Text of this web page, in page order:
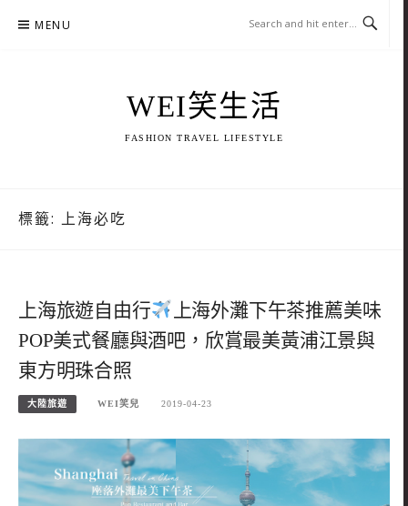
MENU
WEI笑生活
FASHION TRAVEL LIFESTYLE
標籤: 上海必吃
上海旅遊自由行
上海外灘下午茶推薦美味
POP美式餐廳與酒吧，欣賞最美黃浦江景與
東方明珠合照
大陸旅遊 WEI笑兒 2019-04-23